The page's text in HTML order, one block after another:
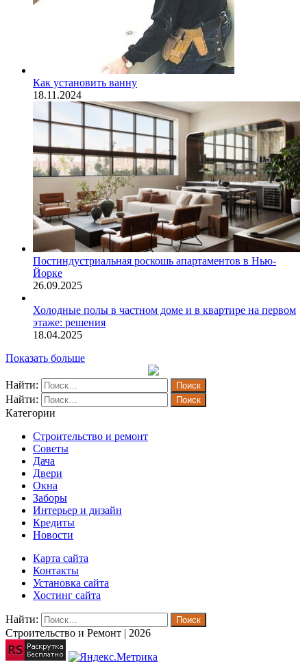
Как установить ванну
18.11.2024
Постиндустриальная роскошь апартаментов в Нью-
Йорке
26.09.2025
Холодные полы в частном доме и в квартире на первом
этаже: решения
18.04.2025
Показать больше
Найти:
Найти:
Категории
Строительство и ремонт
Советы
Дача
Двери
Окна
Заборы
Интерьер и дизайн
Кредиты
Новости
Карта сайта
Контакты
Установка сайта
Хостинг сайта
Найти:
Строительство и Ремонт | 2026